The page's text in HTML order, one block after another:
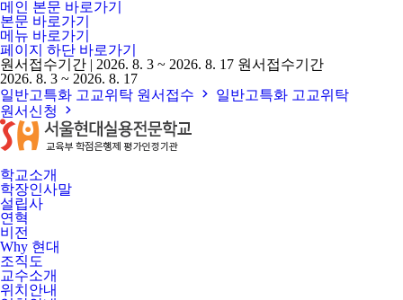
메인 본문 바로가기
본문 바로가기
메뉴 바로가기
페이지 하단 바로가기
원서접수기간 | 2026. 8. 3 ~ 2026. 8. 17 원서접수기간
2026. 8. 3 ~ 2026. 8. 17
일반고특화 고교위탁 원서접수
일반고특화 고교위탁
원서신청
학교소개
학장인사말
설립사
연혁
비전
Why 현대
조직도
교수소개
위치안내